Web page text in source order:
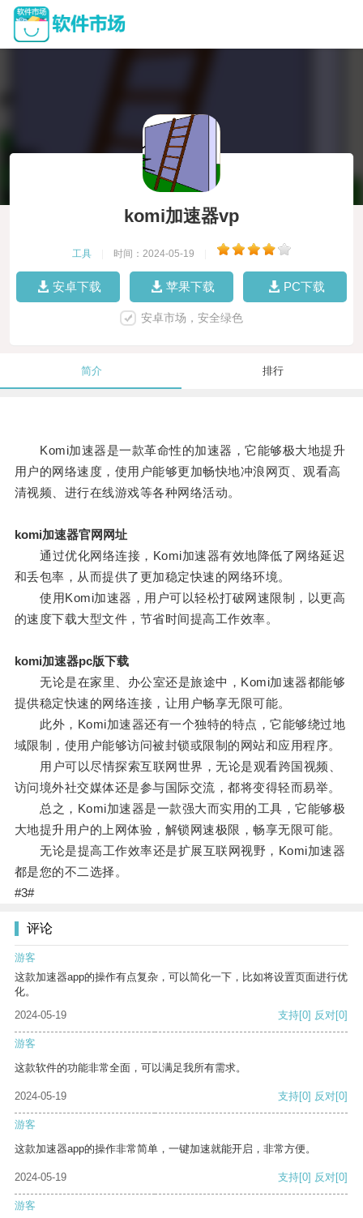
komi加速器vp
工具 时间：2024-05-19
安卓下载 苹果下载 PC下载
安卓市场，安全绿色
简介 排行
Komi加速器是一款革命性的加速器，它能够极大地提升
用户的网络速度，使用户能够更加畅快地冲浪网页、观看高
清视频、进行在线游戏等各种网络活动。
komi加速器官网网址
通过优化网络连接，Komi加速器有效地降低了网络延迟
和丢包率，从而提供了更加稳定快速的网络环境。
使用Komi加速器，用户可以轻松打破网速限制，以更高
的速度下载大型文件，节省时间提高工作效率。
komi加速器pc版下载
无论是在家里、办公室还是旅途中，Komi加速器都能够
提供稳定快速的网络连接，让用户畅享无限可能。
此外，Komi加速器还有一个独特的特点，它能够绕过地
域限制，使用户能够访问被封锁或限制的网站和应用程序。
用户可以尽情探索互联网世界，无论是观看跨国视频、
访问境外社交媒体还是参与国际交流，都将变得轻而易举。
总之，Komi加速器是一款强大而实用的工具，它能够极
大地提升用户的上网体验，解锁网速极限，畅享无限可能。
无论是提高工作效率还是扩展互联网视野，Komi加速器
都是您的不二选择。
#3#
评论
游客
这款加速器app的操作有点复杂，可以简化一下，比如将设置页面进行优
化。
2024-05-19
支持[0] 反对[0]
游客
这款软件的功能非常全面，可以满足我所有需求。
2024-05-19 支持[0] 反对[0]
游客
这款加速器app的操作非常简单，一键加速就能开启，非常方便。
2024-05-19 支持[0] 反对[0]
游客